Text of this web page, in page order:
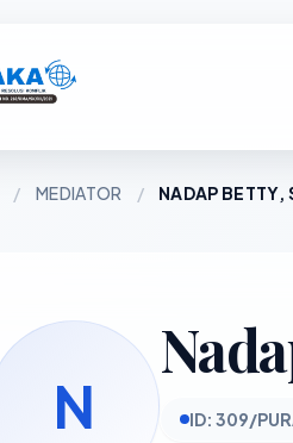
/ MEDIATOR / NADAP BETTY,
N ID: 309/